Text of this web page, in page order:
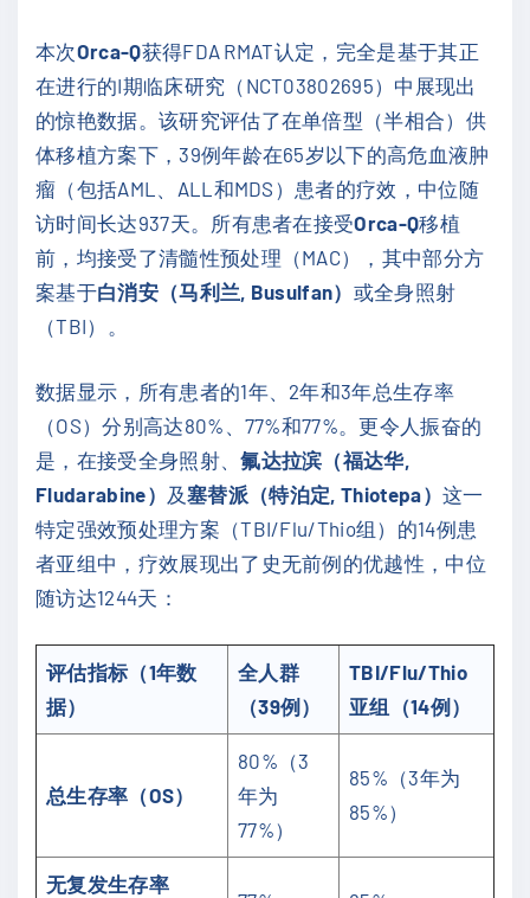
本次Orca-Q获得FDA RMAT认定，完全是基于其正
在进行的I期临床研究（NCT03802695）中展现出
的惊艳数据。该研究评估了在单倍型（半相合）供
体移植方案下，39例年龄在65岁以下的高危血液肿
瘤（包括AML、ALL和MDS）患者的疗效，中位随
访时间长达937天。所有患者在接受Orca-Q移植
前，均接受了清髓性预处理（MAC），其中部分方
案基于白消安（马利兰, Busulfan） 或全身照射
（TBI）。
数据显示，所有患者的1年、2年和3年总生存率
（OS）分别高达80%、77%和77%。更令人振奋的
是，在接受全身照射、氟达拉滨（福达华,
Fludarabine） 及塞替派（特泊定, Thiotepa） 这一
特定强效预处理方案（TBI/Flu/Thio组）的14例患
者亚组中，疗效展现出了史无前例的优越性，中位
随访达1244天：
评估指标（1年数
据）
全人群
（39例）
TBI/Flu/Thio
亚组（14例）
总生存率（OS）
80%（3
年为
77%）
85%（3年为
85%）
无复发生存率